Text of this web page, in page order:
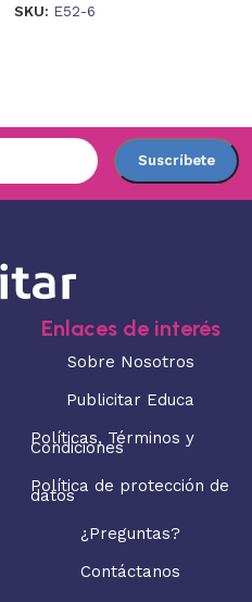
SKU: E52-6
Enlaces de interés
Sobre Nosotros
Publicitar Educa
Políticas, Términos y
Condiciones
Política de protección de
datos
¿Preguntas?
Contáctanos